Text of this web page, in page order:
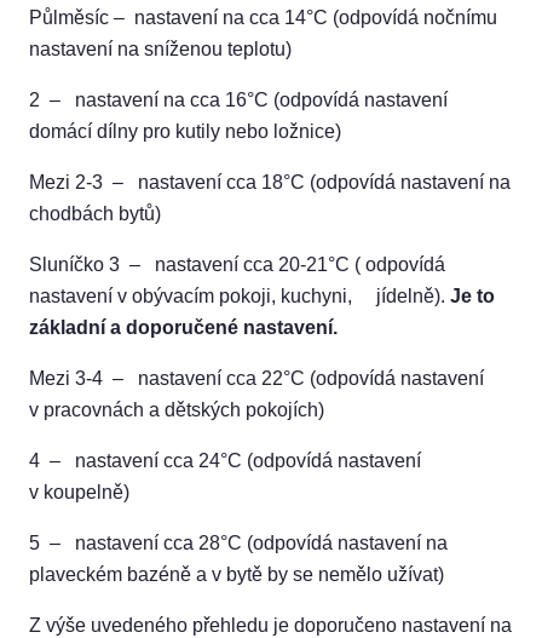
Půlměsíc – nastavení na cca 14°C (odpovídá nočnímu
nastavení na sníženou teplotu)
2 – nastavení na cca 16°C (odpovídá nastavení
domácí dílny pro kutily nebo ložnice)
Mezi 2-3 – nastavení cca 18°C (odpovídá nastavení na
chodbách bytů)
Sluníčko 3 – nastavení cca 20-21°C ( odpovídá
nastavení v obývacím pokoji, kuchyni, jídelně). Je to
základní a doporučené nastavení.
Mezi 3-4 – nastavení cca 22°C (odpovídá nastavení
v pracovnách a dětských pokojích)
4 – nastavení cca 24°C (odpovídá nastavení
v koupelně)
5 – nastavení cca 28°C (odpovídá nastavení na
plaveckém bazéně a v bytě by se nemělo užívat)
Z výše uvedeného přehledu je doporučeno nastavení na